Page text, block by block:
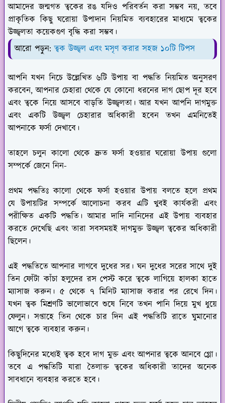
আমাদের জন্মগত ত্বকের রঙ যদিও পরিবর্তন করা সম্ভব নয়, তবে
প্রাকৃতিক কিছু ঘরোয়া উপাদান নিয়মিত ব্যবহারের মাধ্যমে ত্বকের
উজ্জ্বলতা কয়েকগুণ বৃদ্ধি করা সম্ভব।
আরো পড়ুন:ত্বক উজ্জ্বল এবং মসৃণ করার সহজ ১০টি টিপস
আপনি যখন নিচে উল্লেখিত ৬টি উপায় বা পদ্ধতি নিয়মিত অনুসরণ
করবেন, আপনার চেহারা থেকে যে কোনো ধরনের দাগ ছোপ দূর হবে
এবং ত্বকে নিয়ে আসবে বাড়তি উজ্জ্বলতা। আর যখন আপনি দাগমুক্ত
এবং একটি উজ্জ্বল চেহারার অধিকারী হবেন তখন এমনিতেই
আপনাকে ফর্সা দেখাবে।
তাহলে চলুন কালো থেকে দ্রুত ফর্সা হওয়ার ঘরোয়া উপায় গুলো
সম্পর্কে জেনে নিন-
প্রথম পদ্ধতিঃকালো থেকে ফর্সা হওয়ার উপায় বলতে হলে প্রথম
যে উপায়টির সম্পর্কে আলোচনা করব এটি খুবই কার্যকরী এবং
পরীক্ষিত একটি পদ্ধতি। আমার দাদি নানিদের এই উপায় ব্যবহার
করতে দেখেছি এবং তারা সবসময়ই দাগমুক্ত উজ্জ্বল ত্বকের অধিকারী
ছিলেন।
এই পদ্ধতিতে আপনার লাগবে দুধের সর। ঘন দুধের সরের সাথে দুই
তিন ফোঁটা কাঁচা হলুদের রস পেস্ট করে ত্বকে লাগিয়ে হালকা হাতে
ম্যাসাজ করুন। ৫ থেকে ৭ মিনিট ম্যাসাজ করার পর রেখে দিন।
যখন ত্বক মিশ্রণটি ভালোভাবে শুষে নিবে তখন পানি দিয়ে মুখ ধুয়ে
ফেলুন। সপ্তাহে তিন থেকে চার দিন এই পদ্ধতিটি রাতে ঘুমানোর
আগে ত্বকে ব্যবহার করুন।
কিছুদিনের মধ্যেই ত্বক হবে দাগ মুক্ত এবং আপনার ত্বকে আনবে গ্লো।
তবে এ পদ্ধতিটি যারা তৈলাক্ত ত্বকের অধিকারী তাদের অনেক
সাবধানে ব্যবহার করতে হবে।